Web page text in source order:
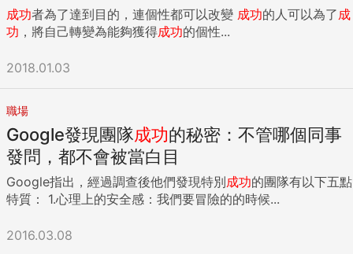
成功者為了達到目的，連個性都可以改變 成功的人可以為了 成
功 ，將自己轉變為能夠獲得成功的個性...
2018.01.03
職場
Google發現團隊成功的秘密：不管哪個同事
發問，都不會被當白目
Google指出，經過調查後他們發現特別成功的團隊有以下五點
特質： 1.心理上的安全感：我們要冒險的的時候...
2016.03.08